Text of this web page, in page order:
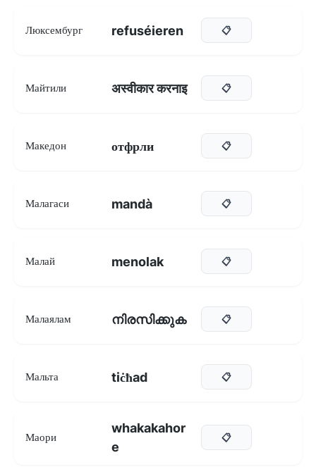
Люксембург refuséieren 📋
Майтили अस्वीकार करनाइ 📋
Македон отфрли 📋
Малагаси mandà 📋
Малай menolak 📋
Малаялам നിരസിക്കുക 📋
Мальта tiċħad 📋
Маори
whakakahor
e
📋